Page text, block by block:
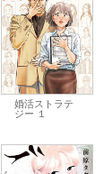
婚活ストラテ
ジー １